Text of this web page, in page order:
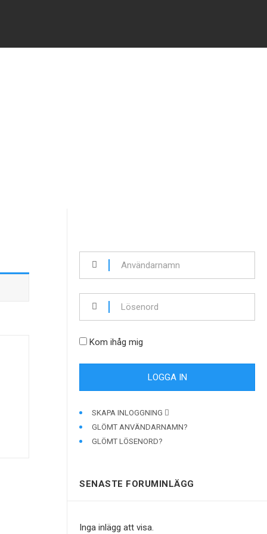
Kom ihåg mig
SKAPA INLOGGNING
GLÖMT ANVÄNDARNAMN?
GLÖMT LÖSENORD?
SENASTE FORUMINLÄGG
Inga inlägg att visa.